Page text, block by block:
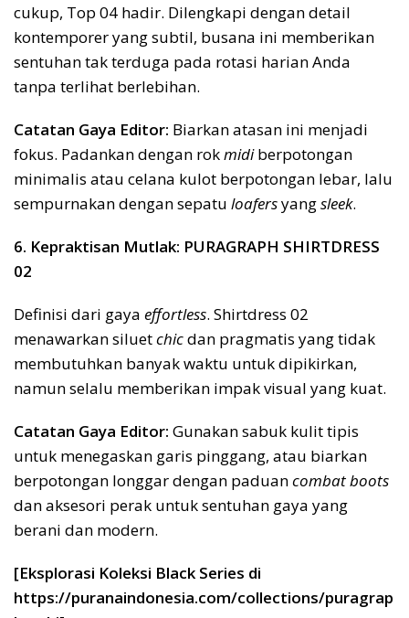
cukup, Top 04 hadir. Dilengkapi dengan detail
kontemporer yang subtil, busana ini memberikan
sentuhan tak terduga pada rotasi harian Anda
tanpa terlihat berlebihan.
Catatan Gaya Editor: Biarkan atasan ini menjadi
fokus. Padankan dengan rokmidiberpotongan
minimalis atau celana kulot berpotongan lebar, lalu
sempurnakan dengan sepatu loafersyangsleek.
6. Kepraktisan Mutlak: PURAGRAPH SHIRTDRESS
02
Definisi dari gaya effortless. Shirtdress 02
menawarkan siluetchicdan pragmatis yang tidak
membutuhkan banyak waktu untuk dipikirkan,
namun selalu memberikan impak visual yang kuat.
Catatan Gaya Editor: Gunakan sabuk kulit tipis
untuk menegaskan garis pinggang, atau biarkan
berpotongan longgar dengan paduancombat boots
dan aksesori perak untuk sentuhan gaya yang
berani dan modern.
[Eksplorasi Koleksi Black Series di
https://puranaindonesia.com/collections/puragrap